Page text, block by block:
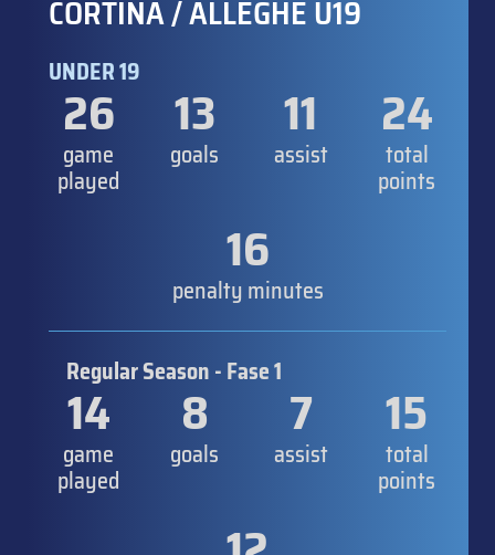
CORTINA / ALLEGHE U19
UNDER 19
26
game
played
13
goals
11
assist
24
total
points
16
penalty minutes
Regular Season - Fase 1
14
game
played
8
goals
7
assist
15
total
points